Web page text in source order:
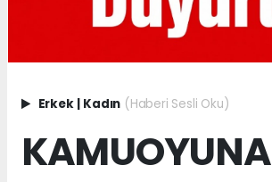
Erkek | Kadın (Haberi Sesli Oku)
KAMUOYUNA